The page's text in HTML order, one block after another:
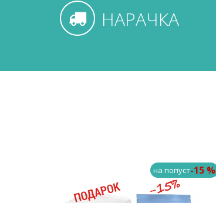
НАРАЧКА
на попуст-15 %